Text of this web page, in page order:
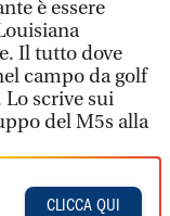
è essere
Il tutto dove
campo da golf
Lo scrive sui
del M5s alla
CLICCA QUI